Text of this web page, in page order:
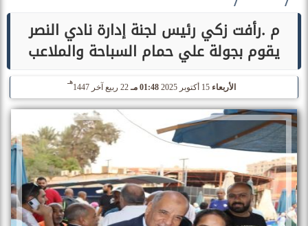
م .رأفت زكي رئيس لجنة إدارة نادي النصر
يقوم بجولة علي حمام السباحة والملاعب
الأربعاء 15 أكتوبر 2025 01:48 مـ 22 ربيع آخر 1447
هـ